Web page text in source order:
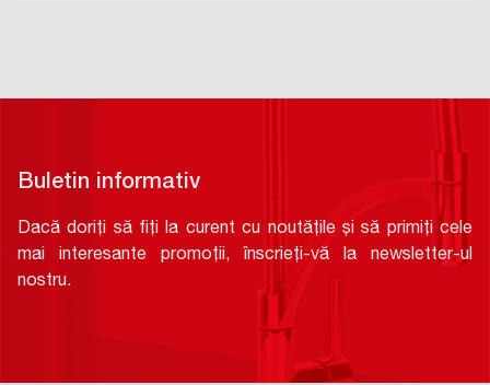
Buletin informativ
Dacă doriți să fiți la curent cu noutățile și să primiți cele
mai interesante promoții, înscrieți-vă la newsletter-ul
nostru.